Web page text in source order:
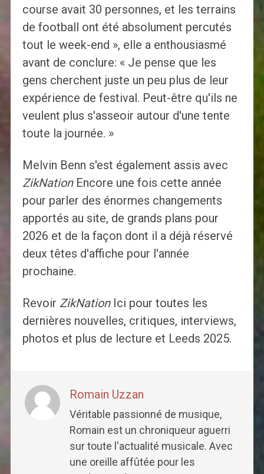
course avait 30 personnes, et les terrains
de football ont été absolument percutés
tout le week-end », elle a enthousiasmé
avant de conclure: « Je pense que les
gens cherchent juste un peu plus de leur
expérience de festival. Peut-être qu'ils ne
veulent plus s'asseoir autour d'une tente
toute la journée. »
Melvin Benn s'est également assis avec
ZikNationEncore une fois cette année
pour parler des énormes changements
apportés au site, de grands plans pour
2026 et de la façon dont il a déjà réservé
deux têtes d'affiche pour l'année
prochaine.
Revoir ZikNationIci pour toutes les
dernières nouvelles, critiques, interviews,
photos et plus de lecture et Leeds 2025.
Romain Uzzan
Véritable passionné de musique,
Romain est un chroniqueur aguerri
sur toute l'actualité musicale. Avec
une oreille affûtée pour les